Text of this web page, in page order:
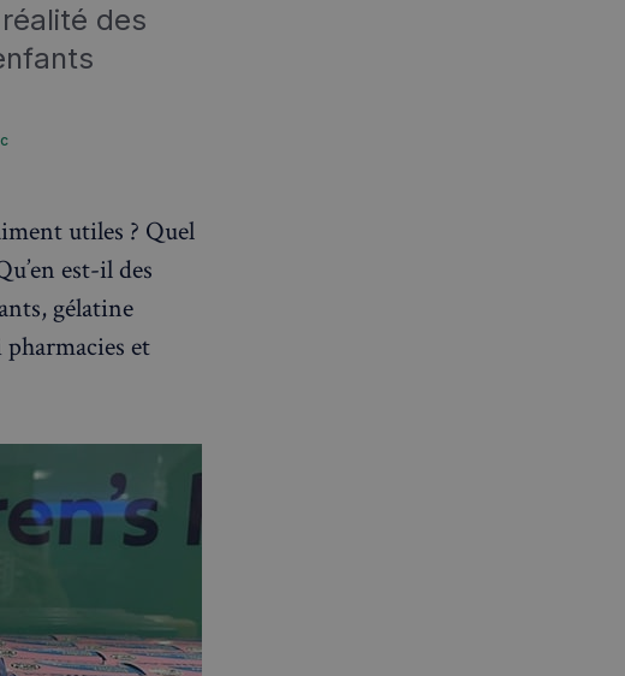
des
utiles ? Quel
est-il des
gélatine
et